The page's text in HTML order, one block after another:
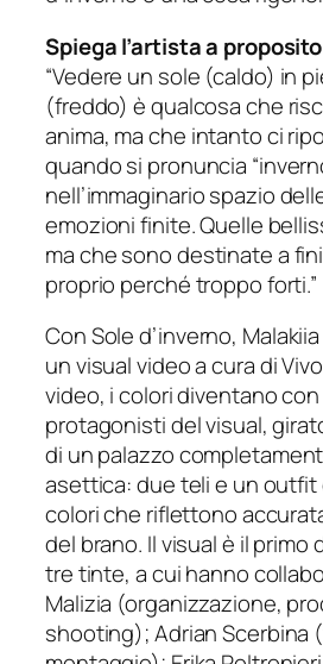
Spiega l’artista a
“Vedere un sole (caldo) in
(freddo) è qualcosa che
anima, ma che intanto ci
quando si pronuncia
nell’immaginario spazio
emozioni finite. Quelle
ma che sono destinate a
proprio perché troppo forti.”
Con Sole d’inverno,
un visual video a cura di
video, i colori diventano con
protagonisti del visual,
di un palazzo
asettica: due teli e un outfit
colori che riflettono
del brano. Il visual è il primo
tre tinte, a cui hanno
Malizia (organizzazione,
shooting); Adrian Scerbina